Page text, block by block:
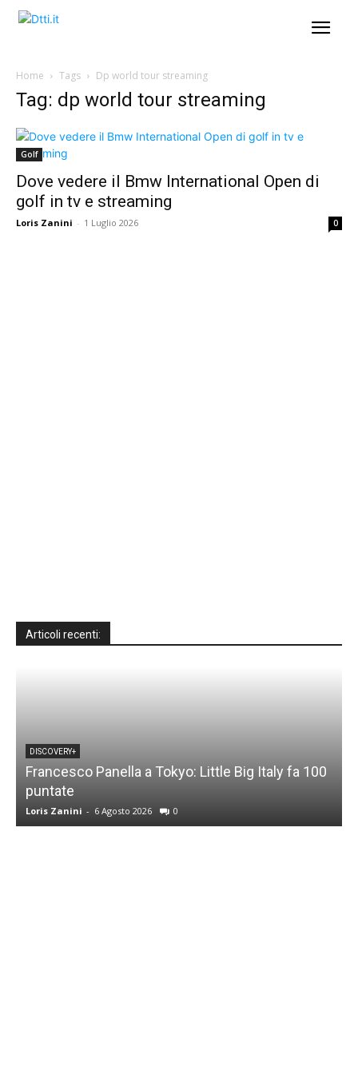
Home Tags Dp world tour streaming
Tag: dp world tour streaming
Golf
Dove vedere il Bmw International Open di
golf in tv e streaming
Loris Zanini - 1 Luglio 2026 0
Articoli recenti:
DISCOVERY+
Francesco Panella a Tokyo: Little Big Italy fa 100
puntate
Loris Zanini - 6 Agosto 2026 0